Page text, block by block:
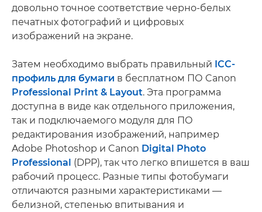
довольно точное соответствие черно-белых
печатных фотографий и цифровых
изображений на экране.
Затем необходимо выбрать правильный ICC-
профиль для бумаги в бесплатном ПО Canon
Professional Print & Layout. Эта программа
доступна в виде как отдельного приложения,
так и подключаемого модуля для ПО
редактирования изображений, например
Adobe Photoshop и Canon Digital Photo
Professional (DPP), так что легко впишется в ваш
рабочий процесс. Разные типы фотобумаги
отличаются разными характеристиками —
белизной, степенью впитывания и